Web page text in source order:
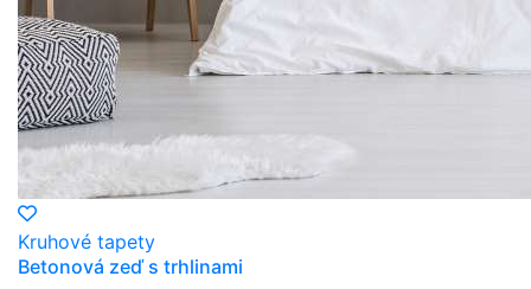
Kruhové tapety
Betonová zeď s trhlinami